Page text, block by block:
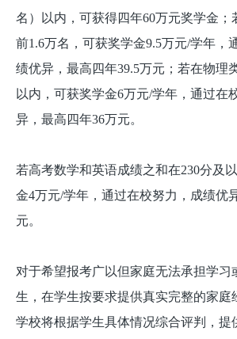
名）以内，可获得四年60万元奖学金；
前1.6万名，可获奖学金9.5万元/学年，
绩优异，最高四年39.5万元；若在物理
以内，可获奖学金6万元/学年，通过在
异，最高四年36万元。
若高考数学和英语成绩之和在230分及
金4万元/学年，通过在校努力，成绩优
元。
对于希望报考广以但家庭无法承担学习
生，在学生按要求提供真实完整的家庭
学校将根据学生具体情况综合评判，提